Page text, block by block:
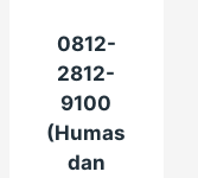
0812-
2812-
9100
(Humas
dan